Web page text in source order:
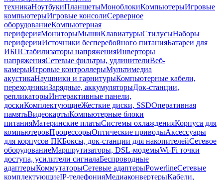
техникаНоутбукиПланшетыМоноблокиКомпьютерыИгровые
компьютерыИгровые консолиСерверное
оборудованиеКомпьютерная
периферияМониторыМышиКлавиатурыСтилусыНаборы
периферииИсточники бесперебойного питанияБатареи для
ИБПСтабилизаторы напряженияИнверторы
напряженияСетевые фильтры, удлинителиВеб-
камерыИгровые контроллерыМультимедиа
акустикаНаушники и гарнитурыКомпьютерные кабели,
переходникиЗарядные, аккумуляторыДок-станции,
репликаторыИнтерактивные панели,
доскиКомплектующиеЖесткие диски, SSDОперативная
памятьВидеокартыКомпьютерные блоки
питанияМатеринские платыСистемы охлажденияКорпуса для
компьютеровПроцессорыОптические приводыАксессуары
для корпусов ПКБоксы, док-станции для накопителейСетевое
оборудованиеМаршрутизаторы, DSL-модемыWi-Fi точки
доступа, усилители сигналаБеспроводные
адаптерыКоммутаторыСетевые адаптерыPowerlineСетевые
комплектующиеIP-телефонияМедиаконвертерыКабели,